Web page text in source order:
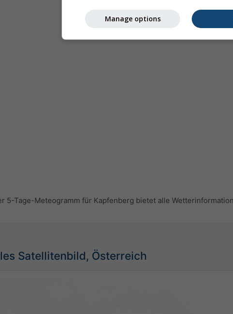
5-Tage-Meteogramm für Kapfenberg bietet alle
Satellitenbild, Österreich
Manage options